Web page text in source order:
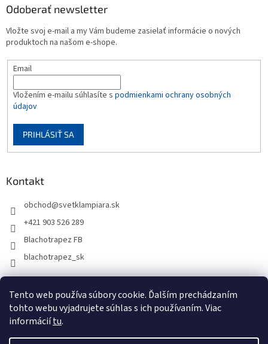
Tento web používa súbory cookie. Ďalším prechádzaním
tohto webu vyjadrujete súhlas s ich používaním. Viac
informáciítu.
Odoberať newsletter
Vložte svoj e-mail a my Vám budeme zasielať informácie o nových
produktoch na našom e-shope.
Email
Vložením e-mailu súhlasíte s podmienkami ochrany osobných
údajov
PRIHLÁSIŤ SA
Kontakt
obchod@svetklampiara.sk
+421 903 526 289
Blachotrapez FB
blachotrapez_sk